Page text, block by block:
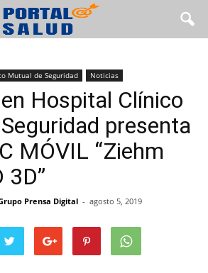
Mutual de Seguridad Noticias
Hospital Clínico
presenta
MÓVIL “Ziehm
3D”
Prensa Digital - agosto 5, 2019